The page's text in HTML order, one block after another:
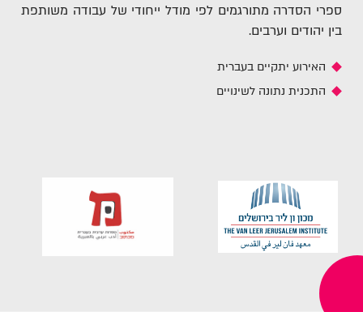
ספרי הסדרה מתורגמים לפי מודל ייחודי של עבודה משותפת
בין יהודים וערבים.
האירוע יתקיים בעברית
התכנית נתונה לשינויים